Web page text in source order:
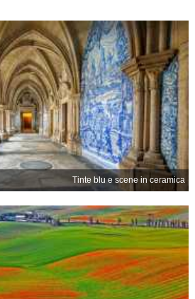
Tinte blu e scene in ceramica